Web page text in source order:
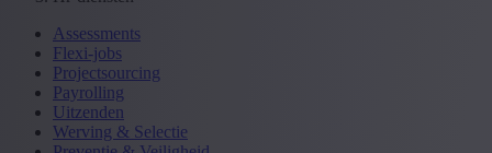
Assessments
Flexi-jobs
Projectsourcing
Payrolling
Uitzenden
Werving & Selectie